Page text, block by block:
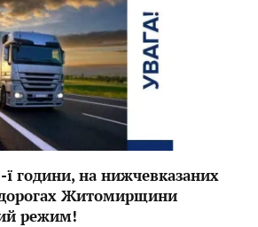
години, на нижчевказаних
Житомирщини
режим!